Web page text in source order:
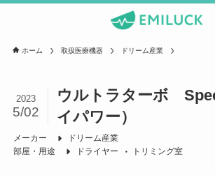
ホーム 取扱医療機器 ドリーム産業
ウルトラターボ
イパワー）
2023
5/02
メーカー
ドリーム産業
部屋・用途
ドライヤー トリミング室